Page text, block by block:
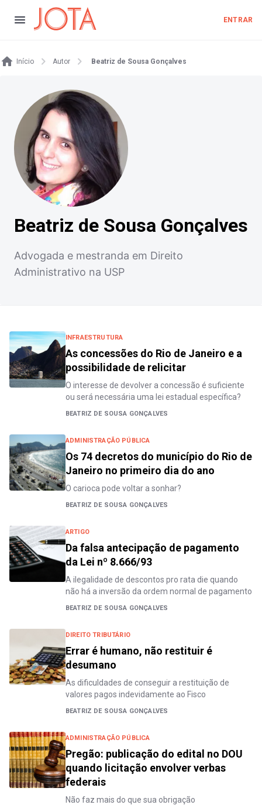
ENTRAR
Início Autor Beatriz de Sousa Gonçalves
Beatriz de Sousa Gonçalves
Advogada e mestranda em Direito
Administrativo na USP
INFRAESTRUTURA
As concessões do Rio de Janeiro e a
possibilidade de relicitar
O interesse de devolver a concessão é suficiente
ou será necessária uma lei estadual específica?
BEATRIZ DE SOUSA GONÇALVES
ADMINISTRAÇÃO PÚBLICA
Os 74 decretos do município do Rio de
Janeiro no primeiro dia do ano
O carioca pode voltar a sonhar?
BEATRIZ DE SOUSA GONÇALVES
ARTIGO
Da falsa antecipação de pagamento
da Lei nº 8.666/93
A ilegalidade de descontos pro rata die quando
não há a inversão da ordem normal de pagamento
BEATRIZ DE SOUSA GONÇALVES
DIREITO TRIBUTÁRIO
Errar é humano, não restituir é
desumano
As dificuldades de conseguir a restituição de
valores pagos indevidamente ao Fisco
BEATRIZ DE SOUSA GONÇALVES
ADMINISTRAÇÃO PÚBLICA
Pregão: publicação do edital no DOU
quando licitação envolver verbas
federais
Não faz mais do que sua obrigação